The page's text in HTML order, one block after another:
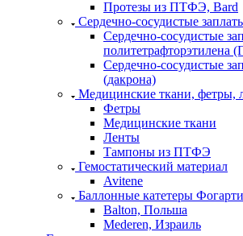
Протезы из ПТФЭ, Bard
Сердечно-сосудистые
Сердечно-сосудистые
политетрафторэтилена
Сердечно-сосудистые
(дакрона)
Медицинские ткани, фетры,
Фетры
Медицинские ткани
Ленты
Тампоны из ПТФЭ
Гемостатический материал
Avitene
Баллонные катетеры Фогарти
Balton, Польша
Mederen, Израиль